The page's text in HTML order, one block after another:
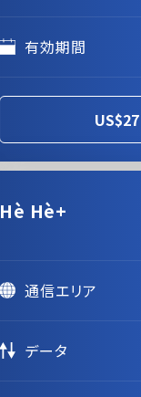
有効期間
Hè Hè+
通信エリア
データ